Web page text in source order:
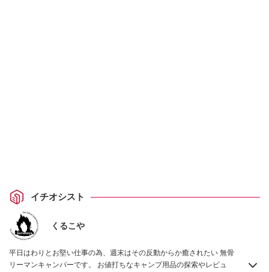
イチオシスト
くるこや
平日はわりとお堅い仕事の為、週末はその反動からか癒されたい 無骨
リーマンキャンパーです。 お値打ちなキャンプ用品の探索やレビュ